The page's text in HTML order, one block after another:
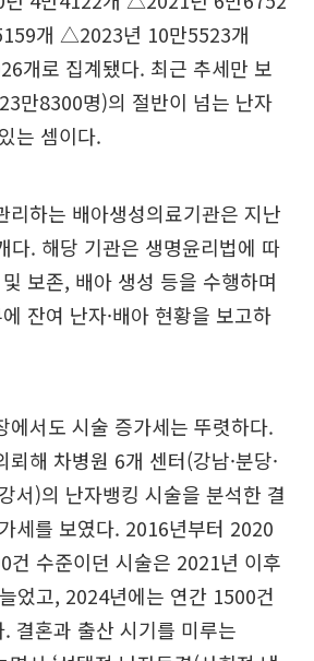
개 △2023년 10만5523개
개로 집계됐다. 최근 추세만 보
만8300명)의 절반이 넘는 난자
는 셈이다.
리하는 배아생성의료기관은 지난
다. 해당 기관은 생명윤리법에 따
보존, 배아 생성 등을 수행하며
잔여 난자·배아 현황을 보고하
에서도 시술 증가세는 뚜렷하다.
해 차병원 6개 센터(강남·분당·
서)의 난자뱅킹 시술을 분석한 결
세를 보였다. 2016년부터 2020
건 수준이던 시술은 2021년 이후
었고, 2024년에는 연간 1500건
결혼과 출산 시기를 미루는